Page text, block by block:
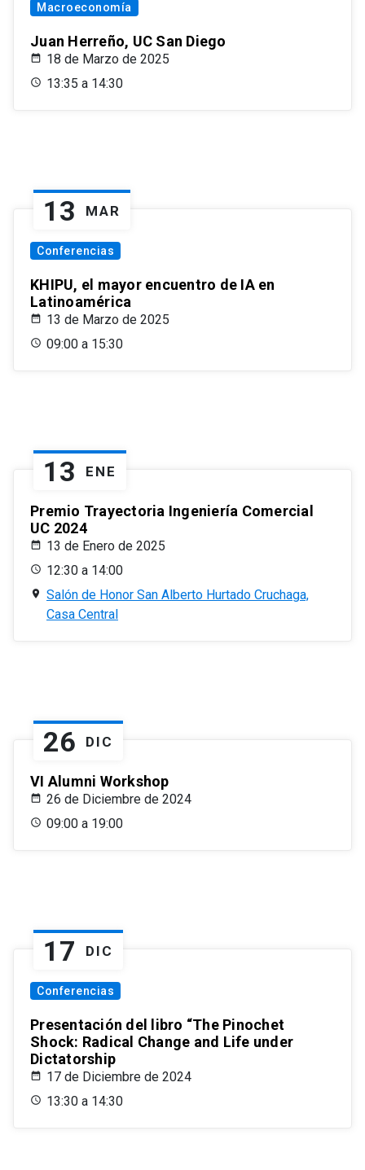
Macroeconomía
Juan Herreño, UC San Diego
18 de Marzo de 2025
13:35 a 14:30
13 MAR
Conferencias
KHIPU, el mayor encuentro de IA en
Latinoamérica
13 de Marzo de 2025
09:00 a 15:30
13 ENE
Premio Trayectoria Ingeniería Comercial
UC 2024
13 de Enero de 2025
12:30 a 14:00
Salón de Honor San Alberto Hurtado Cruchaga,
Casa Central
26 DIC
VI Alumni Workshop
26 de Diciembre de 2024
09:00 a 19:00
17 DIC
Conferencias
Presentación del libro “The Pinochet
Shock: Radical Change and Life under
Dictatorship
17 de Diciembre de 2024
13:30 a 14:30